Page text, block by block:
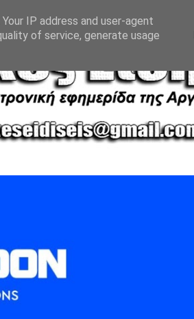
IP address and user-agent
of service, generate usage